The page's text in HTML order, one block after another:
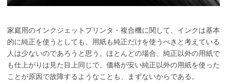
家庭用のインクジェットプリンタ・複合機に関して、インクは基本
的に純正を使うとしても、用紙も純正だけを使うべきと考えている
人は少ないのであろうと思う。ほとんどの場合、純正以外の用紙で
も仕上がりは見た目上同じで、価格が安い純正以外の用紙を使った
ことが原因で故障するようなことも、まずないからである。